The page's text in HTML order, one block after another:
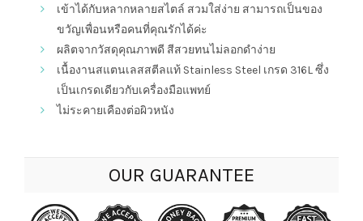
เข้าได้กับหลากหลายสไตล์ สวมใส่ง่าย สามารถเป็นของ
ขวัญเพื่อนหรือคนที่คุณรักได้ค่ะ
ผลิตจากวัสดุคุณภาพดี สีสวยทนไม่ลอกดำง่าย
เนื้องานสแตนเลสสตีลแท้ Stainless Steel เกรด 316L ซึ่ง
เป็นเกรดเดียวกับเครื่องมือแพทย์
ไม่ระคายเคืองต่อผิวหนัง
OUR GUARANTEE